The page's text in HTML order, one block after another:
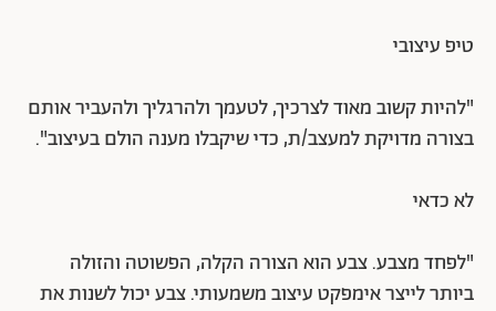
טיפ עיצובי
"להיות קשוב מאוד לצרכיך, לטעמך ולהרגליך ולהעביר אותם
בצורה מדויקת למעצב/ת, כדי שיקבלו מענה הולם בעיצוב".
לא כדאי
"לפחד מצבע. צבע הוא הצורה הקלה, הפשוטה והזולה
ביותר לייצר אימפקט עיצוב משמעותי. צבע יכול לשנות את